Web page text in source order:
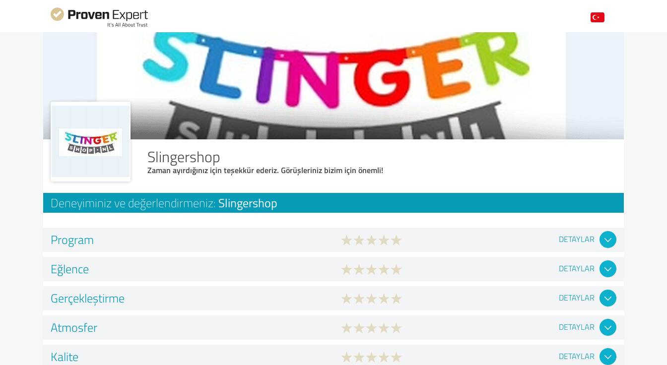
Slingershop
Zaman ayırdığınız için teşekkür ederiz. Görüşleriniz bizim için önemli!
Deneyiminiz ve değerlendirmeniz: Slingershop
Program DETAYLAR
Eğlence DETAYLAR
Gerçekleştirme DETAYLAR
Atmosfer DETAYLAR
Kalite DETAYLAR